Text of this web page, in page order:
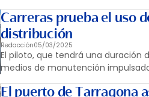
Carreras prueba el uso
distribución
Redacción05/03/2025
El piloto, que tendrá una duración
medios de manutención
El puerto de Tarragona